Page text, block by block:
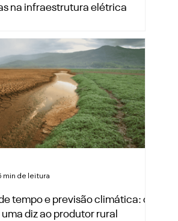
na infraestrutura elétrica
tempo e previsão climática: o
diz ao produtor rural
min de leitura